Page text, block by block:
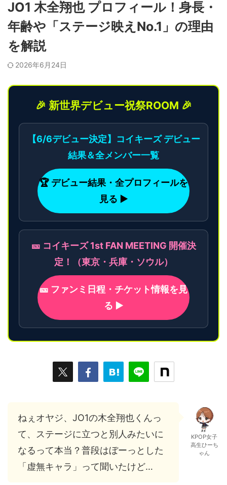
JO1 木全翔也 プロフィール！身長・
年齢や「ステージ映えNo.1」の理由
を解説
2026年6月24日
🎉 新世界デビュー祝祭ROOM 🎉
【6/6デビュー決定】コイキーズ デビュー
結果＆全メンバー一覧
🏆 デビュー結果・全プロフィールを
見る ▶
🎫 コイキーズ 1st FAN MEETING 開催決
定！（東京・兵庫・ソウル）
🎫 ファンミ日程・チケット情報を見
る ▶
ねぇオヤジ、JO1の木全翔也くんっ
て、ステージに立つと別人みたいに
なるって本当？普段はぼーっとした
「虚無キャラ」って聞いたけど…
KPOP女子
高生ひーち
ゃん